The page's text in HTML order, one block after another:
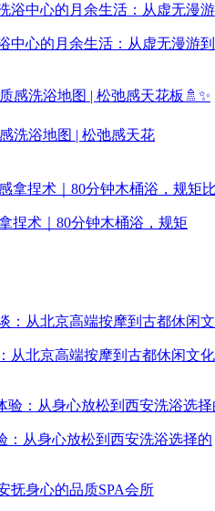
中心的月余生活：从虚无漫游
洗浴地图 | 松弛感天花
捏术｜80分钟木桶浴，规矩
从北京高端按摩到古都休闲文化
：从身心放松到西安洗浴选择的